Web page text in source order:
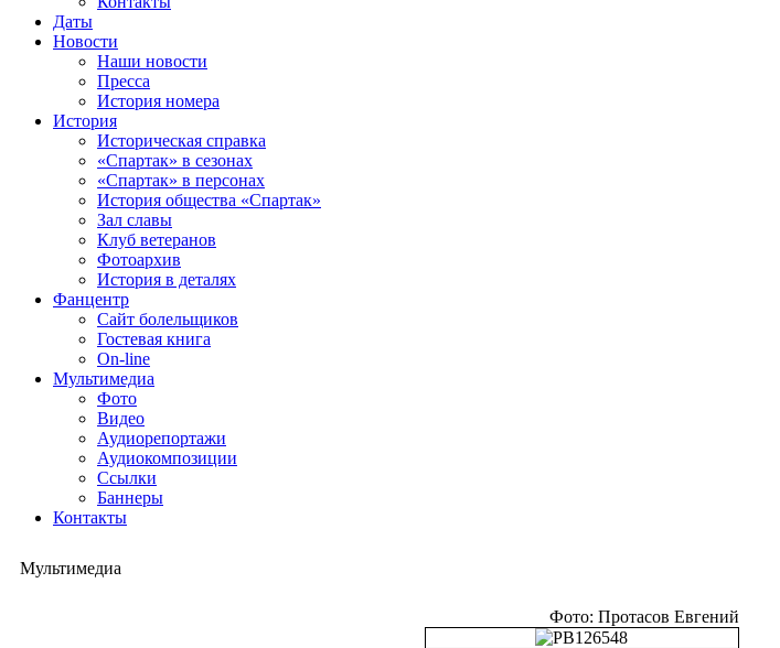
Даты
Новости
Наши новости
Пресса
История номера
История
Историческая справка
«Спартак» в сезонах
«Спартак» в персонах
История общества «Спартак»
Зал славы
Клуб ветеранов
Фотоархив
История в деталях
Фанцентр
Сайт болельщиков
Гостевая книга
On-line
Мультимедиа
Фото
Видео
Аудиорепортажи
Аудиокомпозиции
Ссылки
Баннеры
Контакты
Мультимедиа
Фото: Протасов Евгений